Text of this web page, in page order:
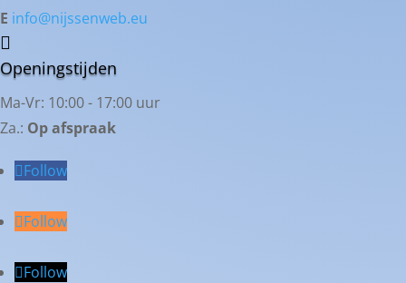
E info@nijssenweb.eu

Openingstijden
Ma-Vr: 10:00 - 17:00 uur
Za.: Op afspraak
Follow
Follow
Follow